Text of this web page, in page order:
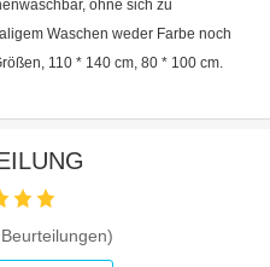
ohne sich zu
Waschen weder Farbe noch
110 * 140 cm, 80 * 100 cm.
Beurteilungen)